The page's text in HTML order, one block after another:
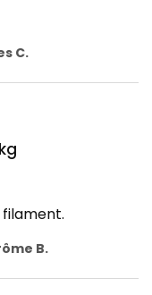
C.
B.